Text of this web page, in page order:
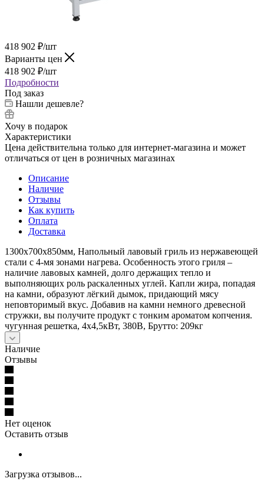
418 902 ₽/шт
Варианты цен
418 902 ₽/шт
Подробности
Под заказ
Нашли дешевле?
Хочу в подарок
Характеристики
Цена действительна только для интернет-магазина и может
отличаться от цен в розничных магазинах
Описание
Наличие
Отзывы
Как купить
Оплата
Доставка
1300х700х850мм, Напольный лавовый гриль из нержавеющей
стали с 4-мя зонами нагрева. Особенность этого гриля –
наличие лавовых камней, долго держащих тепло и
выполняющих роль раскаленных углей. Капли жира, попадая
на камни, образуют лёгкий дымок, придающий мясу
неповторимый вкус. Добавив на камни немного древесной
стружки, вы получите продукт с тонким ароматом копчения.
чугунная решетка, 4х4,5кВт, 380В, Брутто: 209кг
Наличие
Отзывы
Нет оценок
Оставить отзыв
Загрузка отзывов...